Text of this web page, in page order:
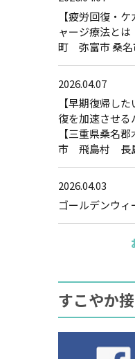
【疲労回復・
ャージ療法と
町 弥富市 桑名
2026.04.07
【早期復帰し
復を加速させる
【三重県桑名
市 飛島村 長
2026.04.03
ゴールデンウ
すこやか